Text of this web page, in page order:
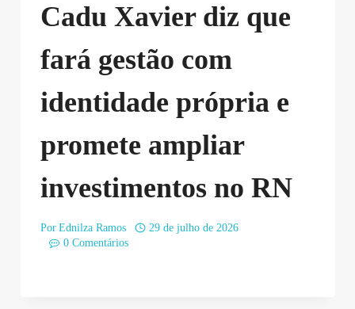
Cadu Xavier diz que
fará gestão com
identidade própria e
promete ampliar
investimentos no RN
Por Ednilza Ramos
29 de julho de 2026
0 Comentários